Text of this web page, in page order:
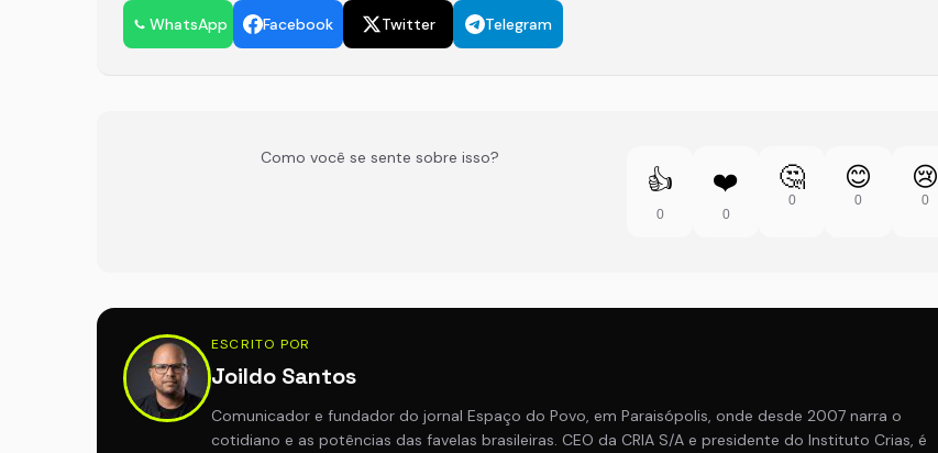
WhatsApp Facebook Twitter Telegram
Como você se sente sobre isso?
👍
0
❤️
0
🤔
0
😊
0
😢
0
ESCRITO POR
Joildo Santos
Comunicador e fundador do jornal Espaço do Povo, em Paraisópolis, onde desde 2007 narra o
cotidiano e as potências das favelas brasileiras. CEO da CRIA S/A e presidente do Instituto Crias, é